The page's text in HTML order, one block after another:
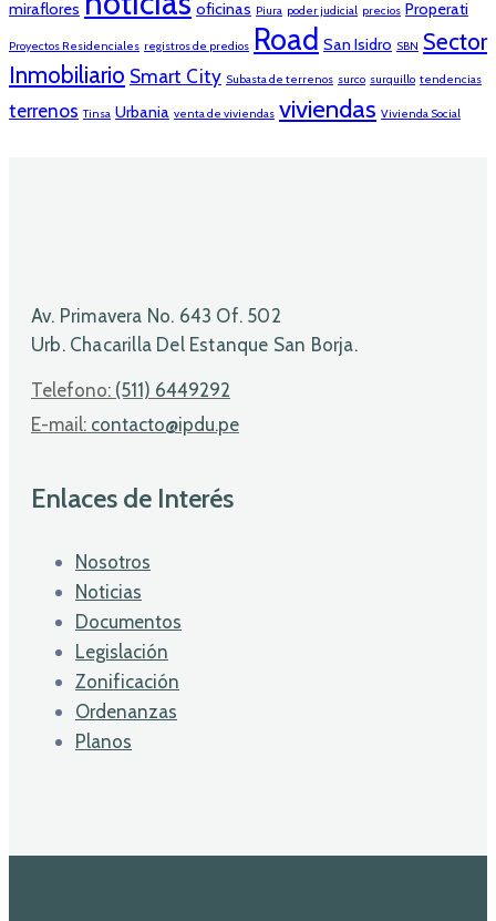
miraflores oficinas Piura poder judicial precios Properati
Proyectos Residenciales registros de predios Road San Isidro SBN Sector
Inmobiliario Smart City Subasta de terrenos surco surquillo tendencias
terrenos Tinsa Urbania venta de viviendas viviendas Vivienda Social
Av. Primavera No. 643 Of. 502
Urb. Chacarilla Del Estanque San Borja.
Telefono: (511) 6449292
E-mail: contacto@ipdu.pe
Enlaces de Interés
Nosotros
Noticias
Documentos
Legislación
Zonificación
Ordenanzas
Planos